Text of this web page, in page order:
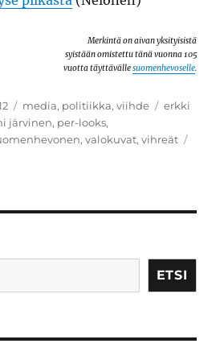
Merkintä on aivan yksityisistä
syistään omistettu tänä vuonna 105
vuotta täyttävällesuomenhevoselle.
Kategoriat
media, politiikka,viihde Avainsanat
erkki
järvinen, per-looks,
,valokuvat,vihreät
ETSI